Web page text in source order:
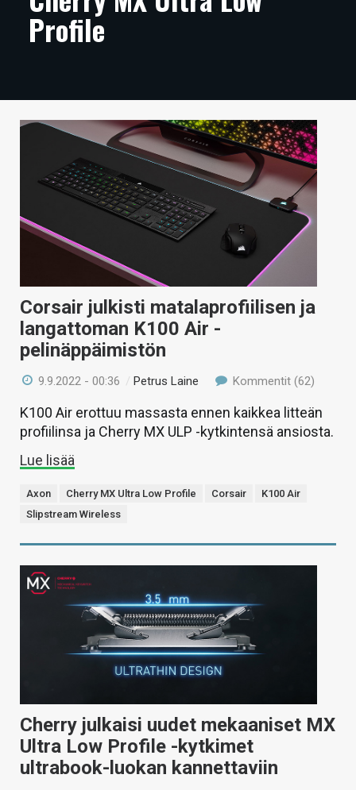
ARTIKKELIT
TIETOA
KAUPPA
VAIHDA TEEMA
HAKU
Profile
Corsair julkisti matalaprofiilisen ja
langattoman K100 Air -
pelinäppäimistön
9.9.2022 - 00:36 /Petrus Laine Kommentit (62)
K100 Air erottuu massasta ennen kaikkea litteän
profiilinsa ja Cherry MX ULP -kytkintensä ansiosta.
Lue lisää
Axon Cherry MX Ultra Low Profile Corsair
K100 Air
Slipstream Wireless
Cherry julkaisi uudet mekaaniset MX
Ultra Low Profile -kytkimet
ultrabook-luokan kannettaviin